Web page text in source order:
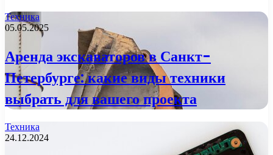
Техника
05.05.2025
Аренда экскаваторов в Санкт-
Петербурге: какие виды техники
выбрать для вашего проекта
Техника
24.12.2024